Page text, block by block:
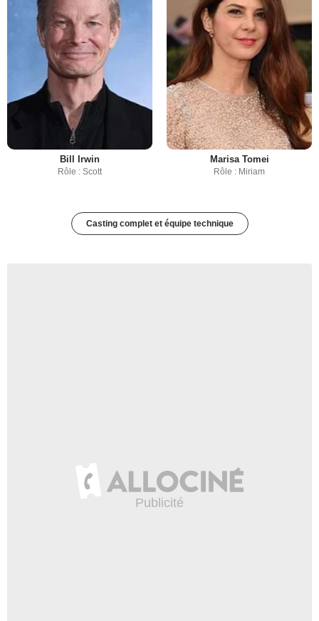
Bill Irwin
Rôle : Scott
Marisa Tomei
Rôle : Miriam
Casting complet et équipe technique